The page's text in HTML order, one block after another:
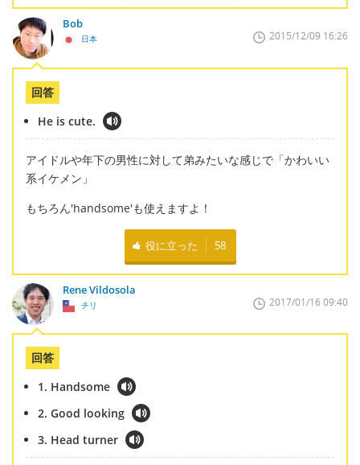
Bob
日本 2015/12/09 16:26
回答
He is cute.
アイドルや年下の男性に対して弟みたいな感じで「かわいい
系イケメン」
もちろん'handsome'も使えますよ！
役に立った 58
Rene Vildosola
チリ 2017/01/16 09:40
回答
1. Handsome
2. Good looking
3. Head turner